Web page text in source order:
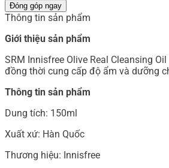
Đóng góp ngay
Thông tin sản phẩm
Giới thiệu sản phẩm
SRM Innisfree Olive Real Cleansing
đồng thời cung cấp độ ẩm và dưỡng
Thông tin sản phẩm
Dung tích: 150ml
Xuất xứ: Hàn Quốc
Thương hiệu: Innisfree